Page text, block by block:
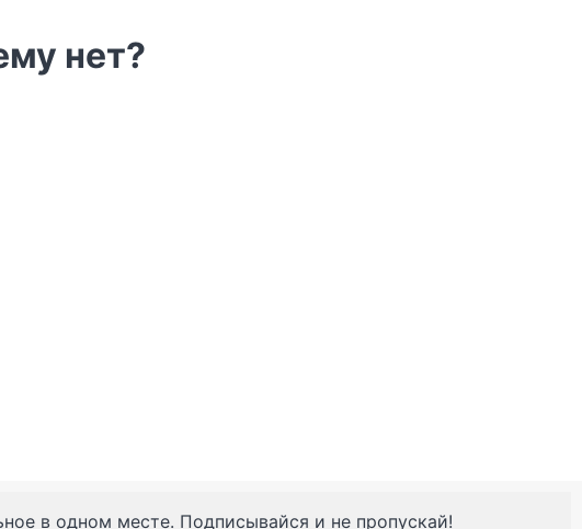
нет?
в одном месте. Подписывайся и не пропускай!